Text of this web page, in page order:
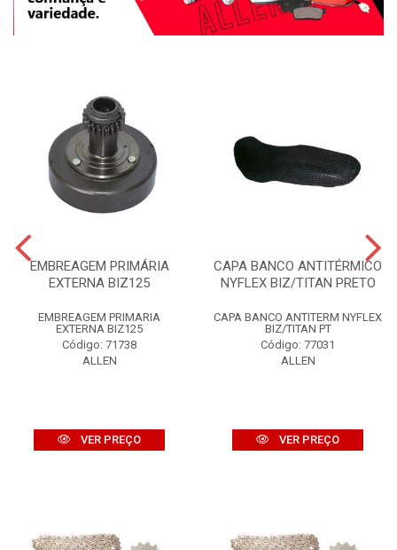
EMBREAGEM PRIMÁRIA
EXTERNA BIZ125
EMBREAGEM PRIMARIA
EXTERNA BIZ125
Código: 71738
ALLEN
VER PREÇO
CAPA BANCO ANTITÉRMICO
NYFLEX BIZ/TITAN PRETO
CAPA BANCO ANTITERM NYFLEX
BIZ/TITAN PT
Código: 77031
ALLEN
VER PREÇO